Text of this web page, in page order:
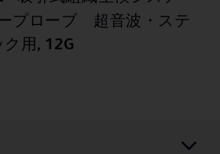
プローブ 超音波・ステ
ク用, 12G